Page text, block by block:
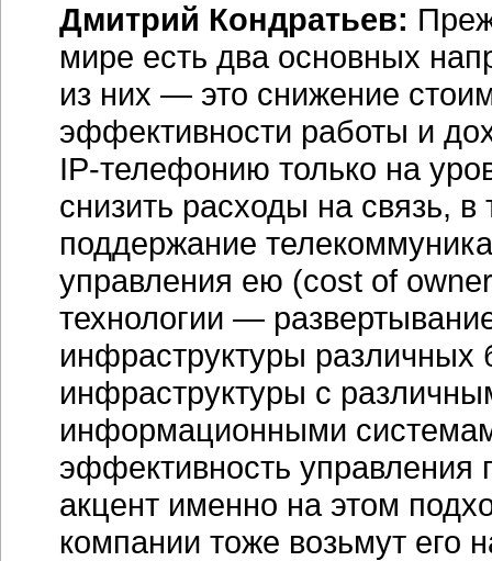
Дмитрий Кондратьев:
мире есть два основных
из них — это снижение
эффективности работы и
IP-телефонию только на
снизить расходы на связь,
поддержание
управления ею (cost of
технологии —
инфраструктуры различных
инфраструктуры с
информационными
эффективность управления
акцент именно на этом
компании тоже возьмут его